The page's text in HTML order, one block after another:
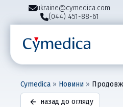
ukraine@cymedica.com
(044) 451-88-61
Cymedica » Новини »
назад до огляду